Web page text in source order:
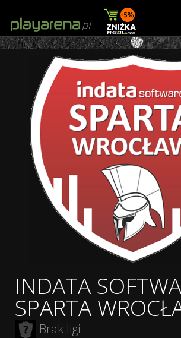
INDATA
SPARTA
Brak ligi